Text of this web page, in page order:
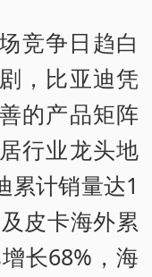
竞争日趋白
，比亚迪凭
的产品矩阵
行业龙头地
累计销量达1
皮卡海外累
长68%，海